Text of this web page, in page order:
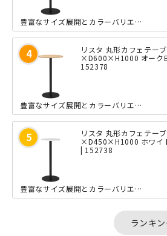
豊富なサイズ展開とカラーバリエーションが特徴の「リスタ」シリーズのカフェテーブル...
リスタ 丸形カフェテー
×D600×H1000 オーク
152378
豊富なサイズ展開とカラーバリエーションが特徴の「リスタ」シリーズのカフェテーブル...
リスタ 丸形カフェテー
×D450×H1000 ホワイ
| 152738
豊富なサイズ展開とカラーバリエーションが特徴の「リスタ」シリーズのカフェテーブル...
ランキ